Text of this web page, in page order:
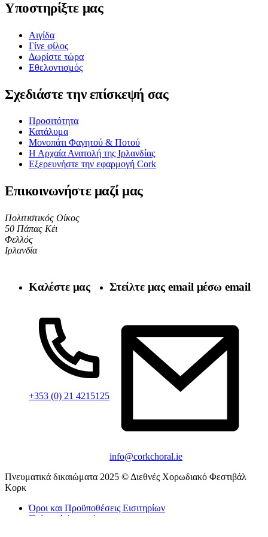
Υποστηρίξτε μας
Αιγίδα
Γίνε φίλος
Δωρίστε τώρα
Εθελοντισμός
Σχεδιάστε την επίσκεψή σας
Προσιτότητα
Κατάλυμα
Μονοπάτι Φαγητού & Ποτού
Η Αρχαία Ανατολή της Ιρλανδίας
Εξερευνήστε την εφαρμογή Cork
Επικοινωνήστε μαζί μας
Πολιτιστικός Οίκος
50 Πάπας Κέι
Φελλός
Ιρλανδία
Καλέστε μας
+353 (0) 21 4215125
Στείλτε μας email μέσω email
info@corkchoral.ie
Πνευματικά δικαιώματα 2025 © Διεθνές Χορωδιακό Φεστιβάλ
Κορκ
Όροι και Προϋποθέσεις Εισιτηρίων
Πολιτική Απορρήτου